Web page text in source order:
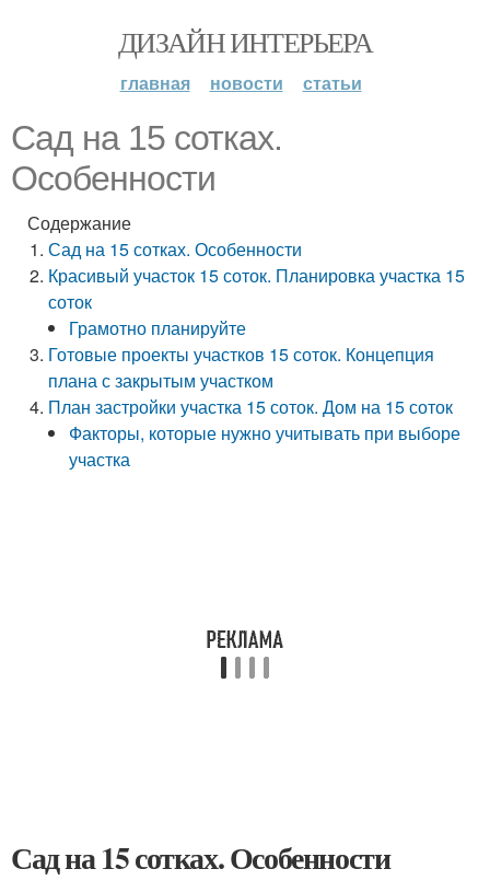
ДИЗАЙН ИНТЕРЬЕРА
главная новости статьи
Сад на 15 сотках.
Особенности
Содержание
Сад на 15 сотках. Особенности
Красивый участок 15 соток. Планировка участка 15
соток
Грамотно планируйте
Готовые проекты участков 15 соток. Концепция
плана с закрытым участком
План застройки участка 15 соток. Дом на 15 соток
Факторы, которые нужно учитывать при выборе
участка
Сад на 15 сотках. Особенности